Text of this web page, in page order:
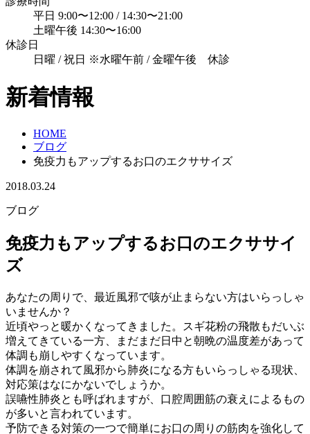
平日 9:00〜12:00 / 14:30〜21:00
土曜午後 14:30〜16:00
休診日
日曜 / 祝日 ※水曜午前 / 金曜午後 休診
新着情報
HOME
ブログ
免疫力もアップするお口のエクササイズ
2018.03.24
ブログ
免疫力もアップするお口のエクササイ
ズ
あなたの周りで、最近風邪で咳が止まらない方はいらっしゃ
いませんか？
近頃やっと暖かくなってきました。スギ花粉の飛散もだいぶ
増えてきている一方、まだまだ日中と朝晩の温度差があって
体調も崩しやすくなっています。
体調を崩されて風邪から肺炎になる方もいらっしゃる現状、
対応策はなにかないでしょうか。
誤嚥性肺炎とも呼ばれますが、口腔周囲筋の衰えによるもの
が多いと言われています。
予防できる対策の一つで簡単にお口の周りの筋肉を強化して